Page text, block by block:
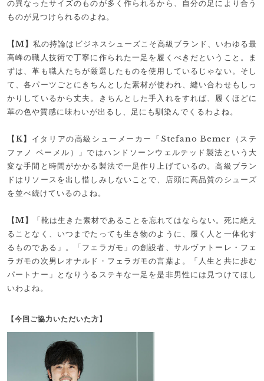
の異なったサイズのものが多く作られるから、自分の足により合う
ものが見つけられるのよね。
【M】私の持論はビジネスシューズこそ高級ブランド、いわゆる最
高峰の職人技術で丁寧に作られた一足を履くべきだということ。ま
ずは、革も職人たちが厳選したものを使用しているじゃない。そし
て、各パーツごとにきちんとした素材が使われ、縫い合わせもしっ
かりしているから丈夫。きちんとした手入れをすれば、履くほどに
革の色や質感に味わいが出るし、足にも馴染んでくるわよね。
【K】 イタリアの高級シューメーカー「Stefano Bemer（ステ
ファノ ベーメル）」ではハンドソーンウェルテッド製法という大
変な手間と時間がかかる製法で一足作り上げているの。高級ブラン
ドはリソースを出し惜しみしないことで、店頭に高品質のシューズ
を並べ続けているのよね。
【M】
「靴は生きた素材であることを忘れてはならない。死に絶え
ることなく、いつまでたっても生き物のように、履く人と一体化す
るものである」。「フェラガモ」の創設者、サルヴァトーレ・フェ
ラガモの次男レオナルド・フェラガモの言葉よ。「人生と共に歩む
パートナー」となりうるステキな一足を是非男性には見つけてほし
いわよね。
【今回ご協力いただいた方】